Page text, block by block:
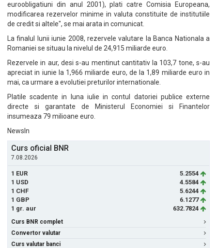
euroobligatiuni din anul 2001), plati catre Comisia Europeana,
modificarea rezervelor minime in valuta constituite de institutiile
de credit si altele", se mai arata in comunicat.
La finalul lunii iunie 2008, rezervele valutare la Banca Nationala a
Romaniei se situau la nivelul de 24,915 miliarde euro.
Rezervele in aur, desi s-au mentinut cantitativ la 103,7 tone, s-au
apreciat in iunie la 1,966 miliarde euro, de la 1,89 miliarde euro in
mai, ca urmare a evolutiei preturilor internationale.
Platile scadente in luna iulie in contul datoriei publice externe
directe si garantate de Ministerul Economiei si Finantelor
insumeaza 79 milioane euro.
NewsIn
Curs oficial BNR
7.08.2026
1 EUR
5.2554
1 USD
4.5584
1 CHF
5.6244
1 GBP
6.1277
1 gr. aur
632.7824
Curs BNR complet
Convertor valutar
Curs valutar banci